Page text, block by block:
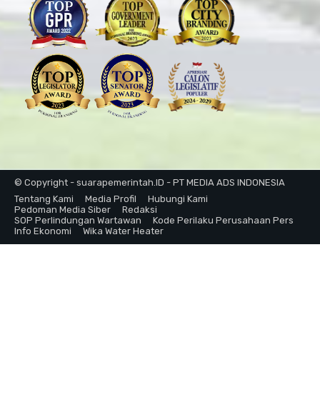
© Copyright - suarapemerintah.ID - PT MEDIA ADS INDONESIA
Tentang Kami
Media Profil
Hubungi Kami
Pedoman Media Siber
Redaksi
SOP Perlindungan Wartawan
Kode Perilaku Perusahaan Pers
Info Ekonomi
Wika Water Heater